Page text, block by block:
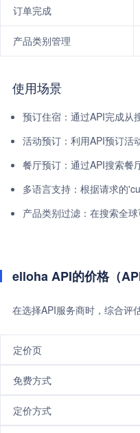
订单完成
产品类别管理
使用场景
预订住宿：通过API完成从
活动预订：利用API预订活
餐厅预订：通过API搜索餐
多语言支持：根据请求的
产品类别过滤：在搜索全
elloha API的价格（
在选择API服务商时，综合评
定价页
免费方式
定价方式